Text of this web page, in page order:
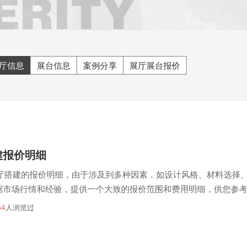
信息 展台信息 案例分享 展厅展台报价
价明细
的报价明细，由于涉及到多种因素，如设计风格、材料选择
场行情和经验，提供一个大致的报价范围和费用明细，供您参考
人浏览过